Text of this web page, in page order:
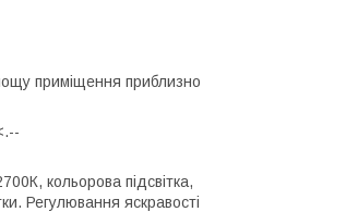
приміщення приблизно
кольорова підсвітка,
Регулювання яскравості